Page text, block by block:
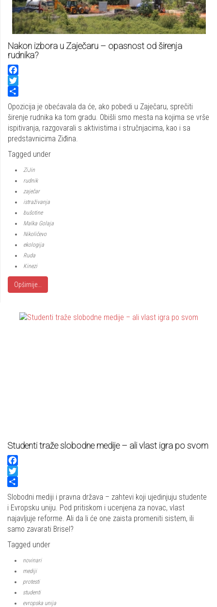
Nakon izbora u Zaječaru – opasnost od širenja
rudnika?
Facebook
Twitter
Share
Opozicija je obećavala da će, ako pobedi u Zaječaru, sprečiti
širenje rudnika ka tom gradu. Obišli smo mesta na kojima se vrše
ispitivanja, razgovarali s aktivistima i stručnjacima, kao i sa
predstavnicima Ziđina.
Tagged under
ZiJin
rudnik
zaječar
istraživanja
bušotine
Malka Golaja
Nikoličevo
ekologija
Ruda
Kinezi
Opširnije...
Studenti traže slobodne medije – ali vlast igra po svom
Facebook
Twitter
Share
Slobodni mediji i pravna država – zahtevi koji ujedinjuju studente
i Evropsku uniju. Pod pritiskom i ucenjena za novac, vlast
najavljuje reforme. Ali da li će one zaista promeniti sistem, ili
samo zavarati Brisel?
Tagged under
novinari
mediji
protesti
studenti
evropska unija